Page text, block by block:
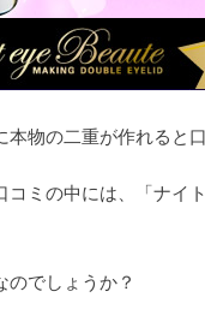
本物の二重が作れると
コミの中には、「ナイ
のでしょうか？